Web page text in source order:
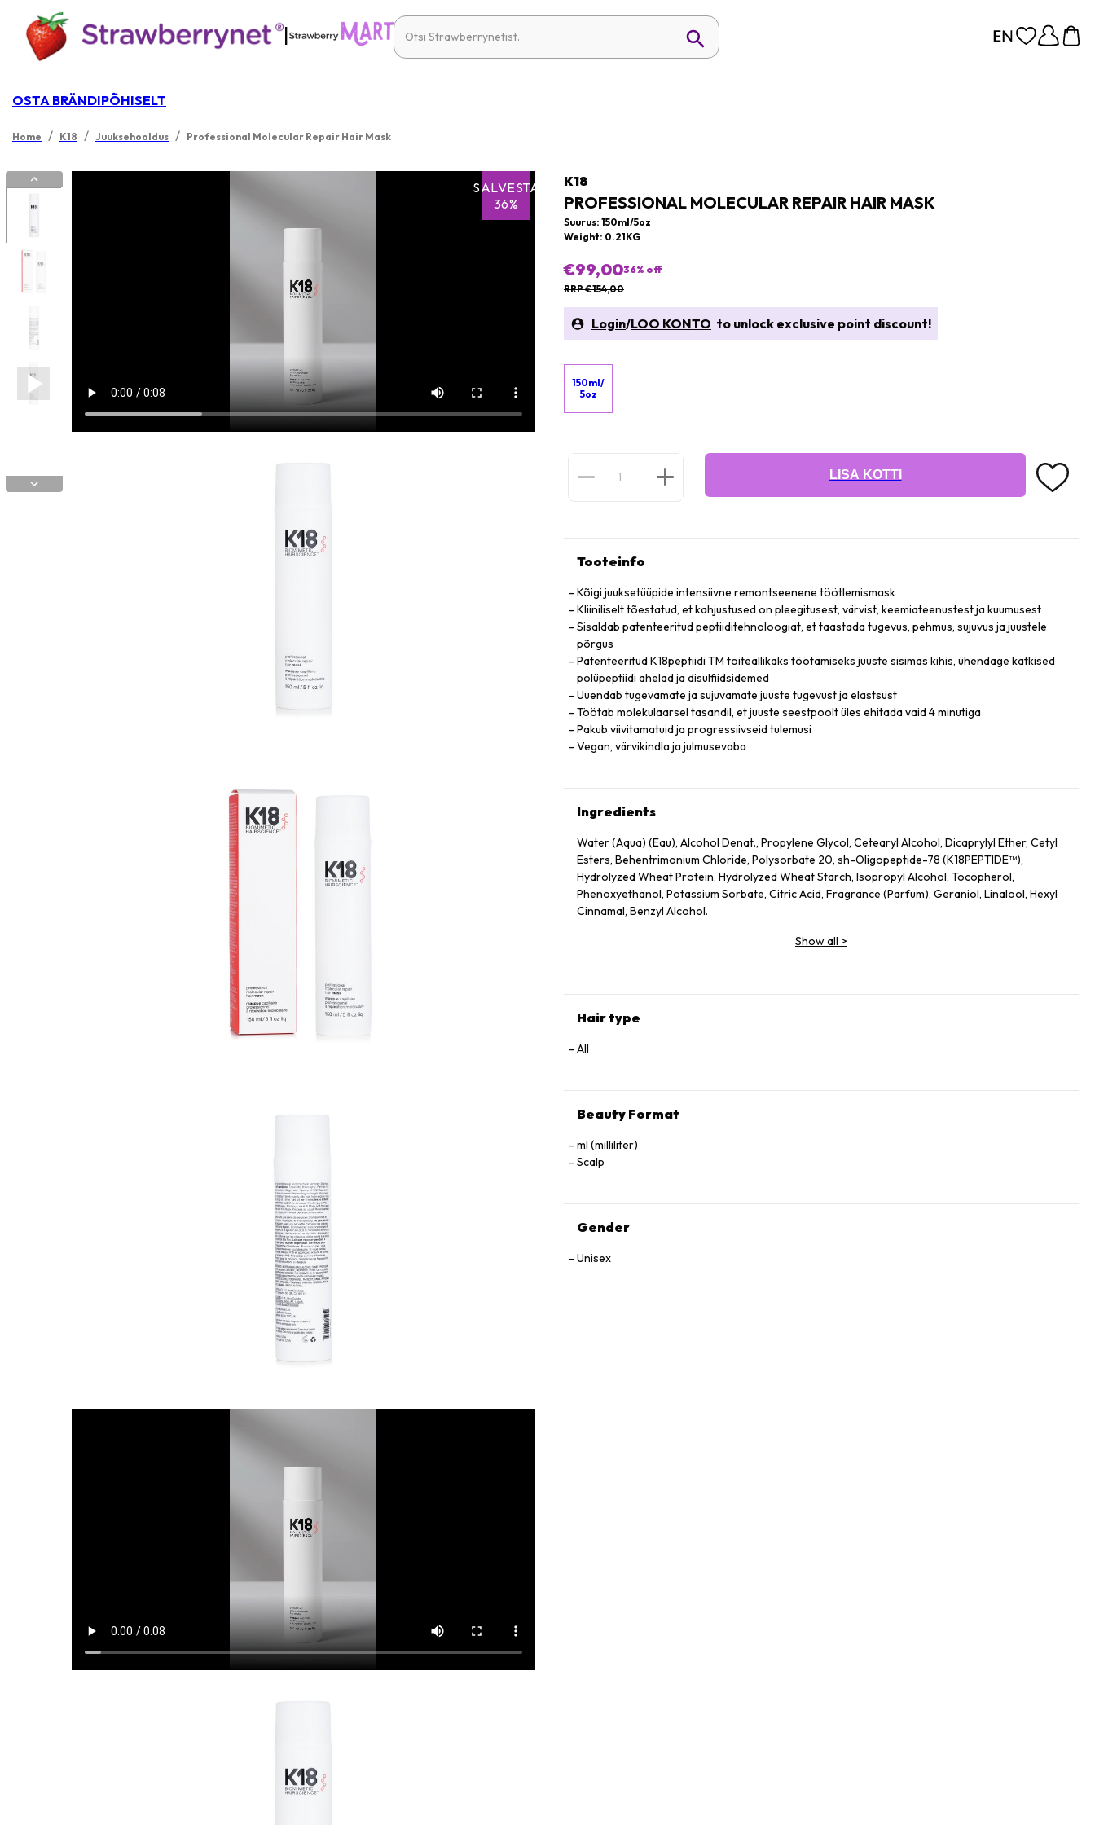
|
OSTA BRÄNDIPÕHISELT
Home / K18 / Juuksehooldus / Professional Molecular Repair Hair Mask
SALVESTA
36%
K18
PROFESSIONAL MOLECULAR REPAIR HAIR MASK
Suurus: 150ml/5oz
Weight: 0.21KG
€99,0036% off
RRP €154,00
Login/LOO KONTO to unlock exclusive point discount!
150ml/
5oz
LISA KOTTI
Tooteinfo
Kõigi juuksetüüpide intensiivne remontseenene töötlemismask
Kliiniliselt tõestatud, et kahjustused on pleegitusest, värvist, keemiateenustest ja kuumusest
Sisaldab patenteeritud peptiiditehnoloogiat, et taastada tugevus, pehmus, sujuvus ja juustele
põrgus
Patenteeritud K18peptiidi TM toiteallikaks töötamiseks juuste sisimas kihis, ühendage katkised
polüpeptiidi ahelad ja disulfiidsidemed
Uuendab tugevamate ja sujuvamate juuste tugevust ja elastsust
Töötab molekulaarsel tasandil, et juuste seestpoolt üles ehitada vaid 4 minutiga
Pakub viivitamatuid ja progressiivseid tulemusi
Vegan, värvikindla ja julmusevaba
Ingredients
Water (Aqua) (Eau), Alcohol Denat., Propylene Glycol, Cetearyl Alcohol, Dicaprylyl Ether, Cetyl
Esters, Behentrimonium Chloride, Polysorbate 20, sh-Oligopeptide-78 (K18PEPTIDE™),
Hydrolyzed Wheat Protein, Hydrolyzed Wheat Starch, Isopropyl Alcohol, Tocopherol,
Phenoxyethanol, Potassium Sorbate, Citric Acid, Fragrance (Parfum), Geraniol, Linalool, Hexyl
Cinnamal, Benzyl Alcohol.
Show all >
Hair type
All
Beauty Format
ml (milliliter)
Scalp
Gender
Unisex